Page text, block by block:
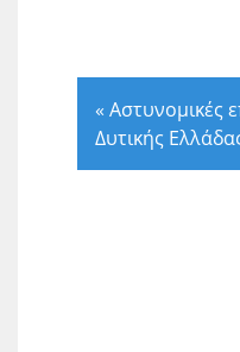
« Αστυνομικές
Δυτικής